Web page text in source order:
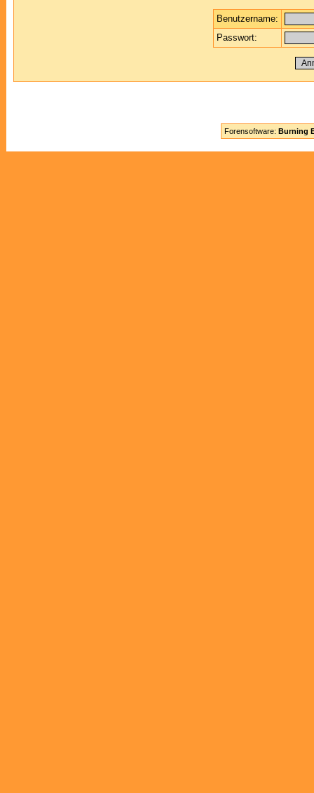
Benutzername:
Passwort:
Forensoftware: Burning